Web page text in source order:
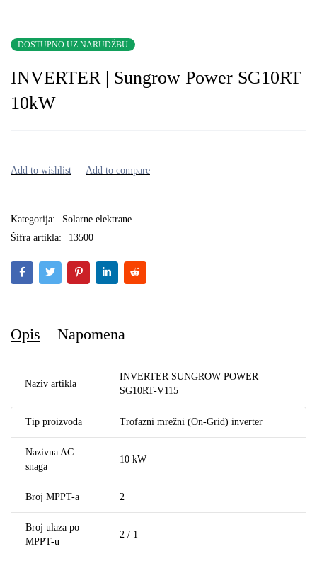
DOSTUPNO UZ NARUDŽBU
INVERTER | Sungrow Power SG10RT
10kW
Kategorija:
Solarne elektrane
Šifra artikla:
13500
Opis Napomena
Naziv artikla
INVERTER SUNGROW POWER
SG10RT-V115
Tip proizvoda Trofazni mrežni (On-Grid) inverter
Nazivna AC
snaga
10 kW
Broj MPPT-a 2
Broj ulaza po
MPPT-u
2 / 1